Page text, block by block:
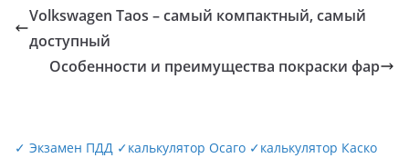
Volkswagen Taos – самый компактный, самый
доступный
Особенности и преимущества покраски фар
✓ Экзамен ПДД ✓калькулятор Осаго ✓калькулятор Каско